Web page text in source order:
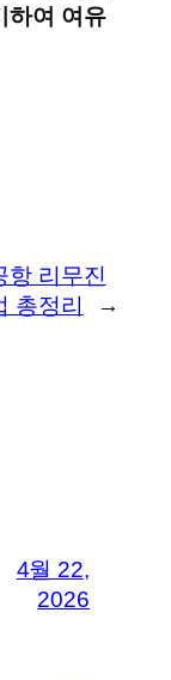
하여 여유
항 리무진
총정리
→
4월 22,
2026